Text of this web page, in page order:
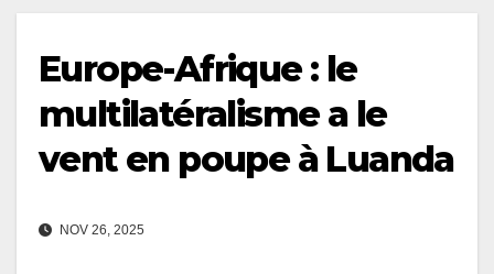
Europe-Afrique : le
multilatéralisme a le
vent en poupe à Luanda
NOV 26, 2025